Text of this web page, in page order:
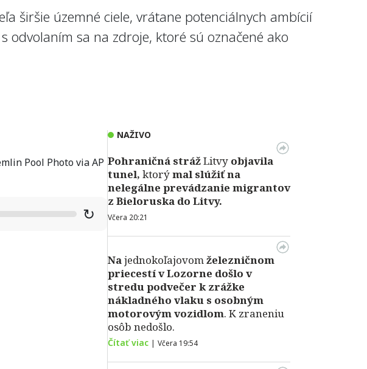
širšie územné ciele, vrátane potenciálnych ambícií
odvolaním sa na zdroje, ktoré sú označené ako
Pool Photo via AP
↻
NAŽIVO
Pohraničná strážLitvy objavila
tunel, ktorýmal slúžiť na
nelegálne prevádzanie migrantov
z Bieloruska do Litvy.
Včera 20:21
Najednokoľajovomželezničnom
priecestí v Lozorne došlo v
stredu podvečer k zrážke
nákladného vlaku s osobným
motorovým vozidlom. K zraneniu
osôb nedošlo.
Čítať viac | Včera 19:54